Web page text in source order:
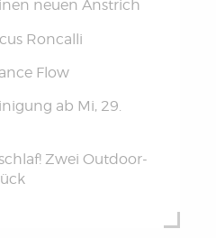
neuen Anstrich
Roncalli
Flow
ab Mi, 29.
Zwei Outdoor-